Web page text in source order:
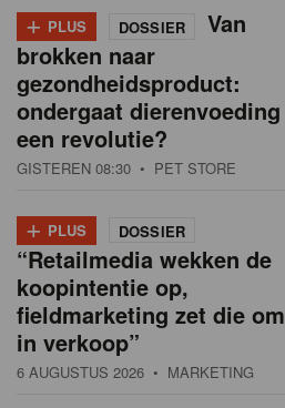
+ PLUS DOSSIER
Van
brokken naar
gezondheidsproduct:
ondergaat dierenvoeding
een revolutie?
GISTEREN 08:30 • PET STORE
+ PLUS DOSSIER
“Retailmedia wekken de
koopintentie op,
fieldmarketing zet die om
in verkoop”
6 AUGUSTUS 2026 • MARKETING